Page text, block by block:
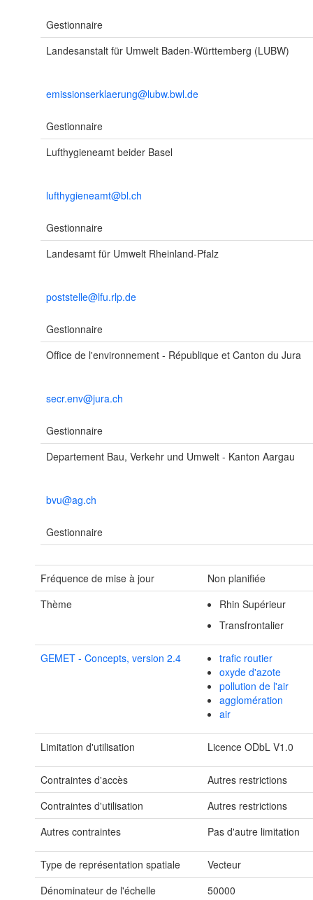
Gestionnaire
Landesanstalt für Umwelt Baden-Württemberg (LUBW)
emissionserklaerung@lubw.bwl.de
Gestionnaire
Lufthygieneamt beider Basel
lufthygieneamt@bl.ch
Gestionnaire
Landesamt für Umwelt Rheinland-Pfalz
poststelle@lfu.rlp.de
Gestionnaire
Office de l'environnement - République et Canton du Jura
secr.env@jura.ch
Gestionnaire
Departement Bau, Verkehr und Umwelt - Kanton Aargau
bvu@ag.ch
Gestionnaire
Fréquence de mise à jour
Non planifiée
Thème
Rhin Supérieur
Transfrontalier
GEMET - Concepts, version 2.4
trafic routier
oxyde d'azote
pollution de l'air
agglomération
air
Limitation d'utilisation Licence ODbL V1.0
Contraintes d'accès
Autres restrictions
Contraintes d'utilisation
Autres restrictions
Autres contraintes
Pas d'autre limitation
Type de représentation spatiale
Vecteur
Dénominateur de l'échelle
50000